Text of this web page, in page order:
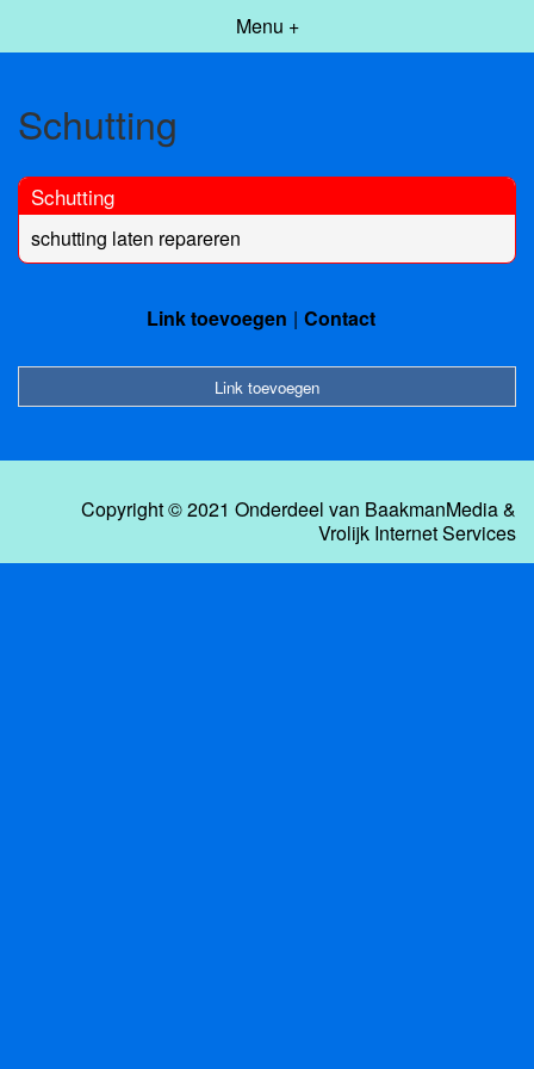
Menu +
Schutting
Schutting
schutting laten repareren
Link toevoegen Contact
Link toevoegen
Copyright © 2021 Onderdeel van BaakmanMedia&
Vrolijk Internet Services